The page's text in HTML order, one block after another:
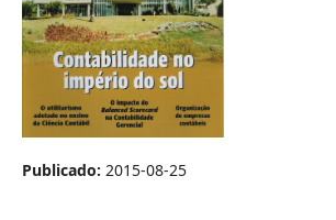
Publicado: 2015-08-25